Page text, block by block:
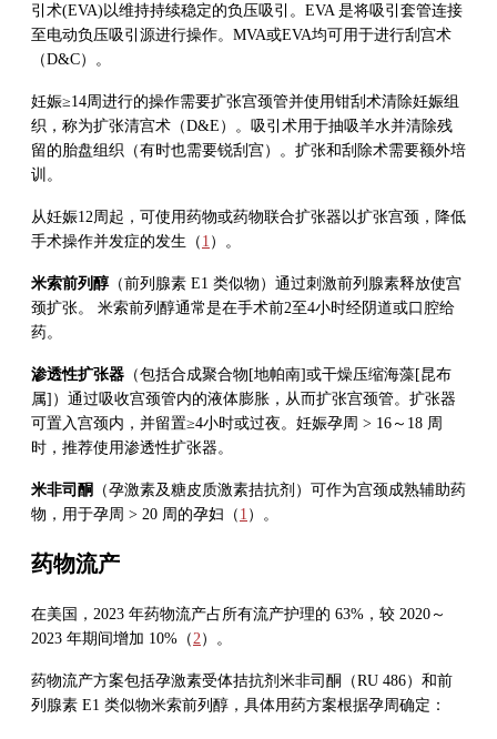
引术(EVA)以维持持续稳定的负压吸引。EVA 是将吸引套管连接
至电动负压吸引源进行操作。MVA或EVA均可用于进行刮宫术
（D&C）。
妊娠≥14周进行的操作需要扩张宫颈管并使用钳刮术清除妊娠组
织，称为扩张清宫术（D&E）。吸引术用于抽吸羊水并清除残
留的胎盘组织（有时也需要锐刮宫）。扩张和刮除术需要额外培
训。
从妊娠12周起，可使用药物或药物联合扩张器以扩张宫颈，降低
手术操作并发症的发生（ 1 ）。
米索前列醇（前列腺素 E1 类似物）通过刺激前列腺素释放使宫
颈扩张。 米索前列醇通常是在手术前2至4小时经阴道或口腔给
药。
渗透性扩张器 （包括合成聚合物[地帕南]或干燥压缩海藻[昆布
属]）通过吸收宫颈管内的液体膨胀，从而扩张宫颈管。扩张器
可置入宫颈内，并留置≥4小时或过夜。妊娠孕周 > 16～18 周
时，推荐使用渗透性扩张器。
米非司酮 （孕激素及糖皮质激素拮抗剂）可作为宫颈成熟辅助药
物，用于孕周 > 20 周的孕妇（ 1 ）。
药物流产
在美国，2023 年药物流产占所有流产护理的 63%，较 2020～
2023 年期间增加 10%（ 2 ）。
药物流产方案包括孕激素受体拮抗剂米非司酮（RU 486）和前
列腺素 E1 类似物米索前列醇，具体用药方案根据孕周确定：